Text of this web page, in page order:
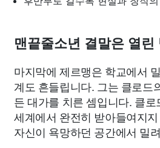
맨끝줄소년 결말은 열린
마지막에 제르맹은 학교에서
계도 흔들립니다. 그는 클로드
든 대가를 치른 셈입니다. 클
세계에서 완전히 받아들여지
자신이 욕망하던 공간에서 밀